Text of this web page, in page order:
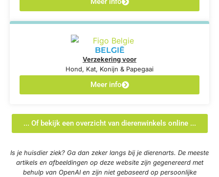
BELGIË
Verzekering voor
Hond, Kat, Konijn & Papegaai
Meer info
... Of bekijk een overzicht van dierenwinkels online ...
Is je huisdier ziek? Ga dan zeker langs bij je dierenarts. De meeste
artikels en afbeeldingen op deze website zijn gegenereerd met
behulp van OpenAI en zijn niet gebaseerd op persoonlijke